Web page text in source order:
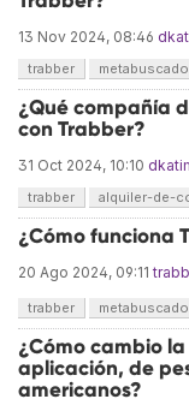
13 Nov 2024, 08:46
trabber
¿Qué compañía
con Trabber?
31 Oct 2024, 10:10
trabber alquiler-de-
¿Cómo funciona
20 Ago 2024, 09:11
trabber
¿Cómo cambio
aplicación, de
americanos?